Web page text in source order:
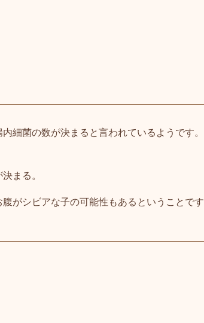
内細菌の数が決まると言われているようです。
まる。
がシビアな子の可能性もあるということです